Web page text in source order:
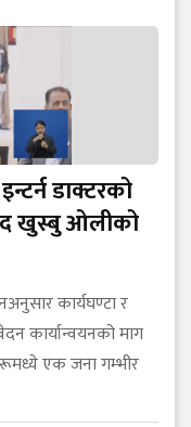
डाक्टरको
खुस्बु ओलीको
कार्यघण्टा र
कार्यान्वयनको माग
एक जना गम्भीर